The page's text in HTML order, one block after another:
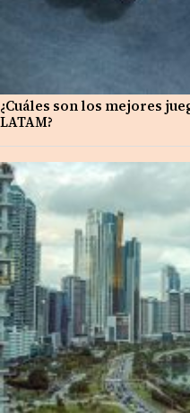
¿Cuáles son los mejores
LATAM?